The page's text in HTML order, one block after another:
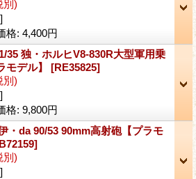
別)
格: 4,400円
35 独・ホルヒV8-830R大型軍用乗
モデル】 [RE35825]
別)
格: 9,800円
・da 90/53 90mm高射砲【プラモ
別)